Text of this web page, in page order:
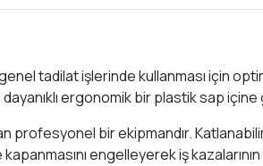
tadilat işlerinde kullanması için
ergonomik bir plastik sap içine
bir ekipmandır.
engelleyerek iş